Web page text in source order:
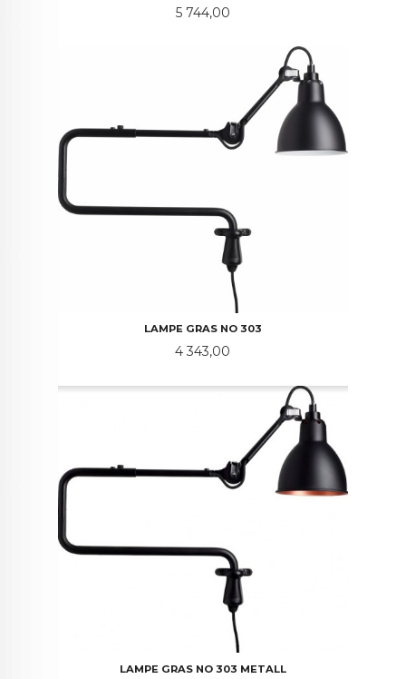
Pris
5 744,00
LAMPE GRAS NO 303
Pris
4 343,00
LAMPE GRAS NO 303 METALL